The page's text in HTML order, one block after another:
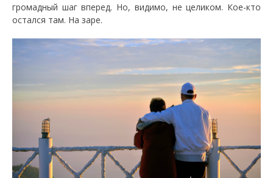
громадный шаг вперед. Но, видимо, не целиком. Кое-кто
остался там. На заре.